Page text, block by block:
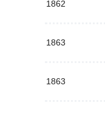
1862
1863
1863